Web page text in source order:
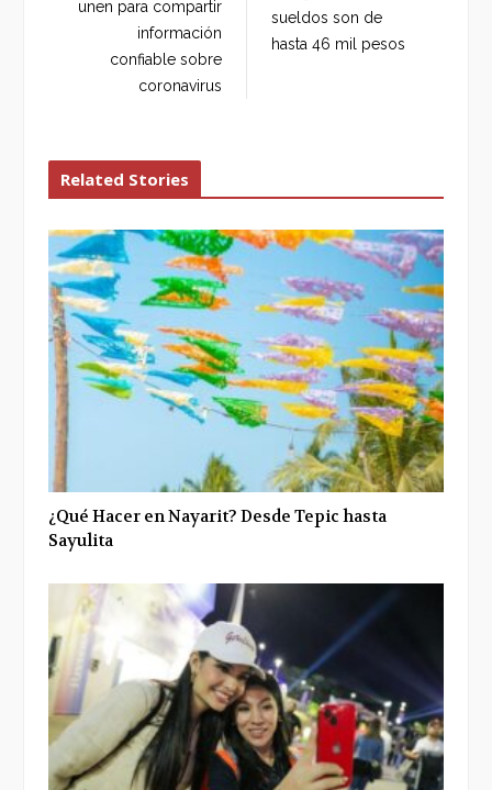
k
n
unen para compartir
información
confiable sobre
coronavirus
sueldos son de
hasta 46 mil pesos
Related Stories
¿Qué Hacer en Nayarit? Desde Tepic hasta
Sayulita